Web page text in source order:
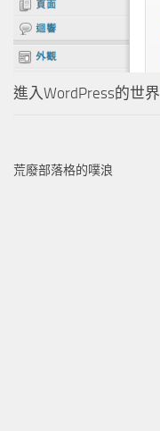
進入WordPress的世界
荒廢部落格的噗浪